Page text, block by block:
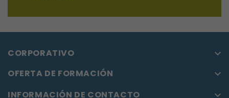
CORPORATIVO 
OFERTA DE FORMACIÓN 
INFORMACIÓN DE CONTACTO 